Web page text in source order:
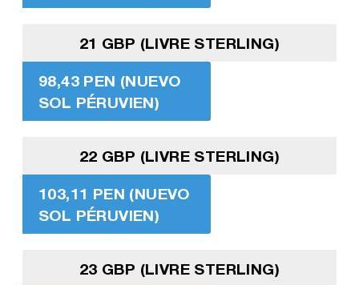
21 GBP (LIVRE STERLING)
98,43 PEN (NUEVO
SOL PÉRUVIEN)
22 GBP (LIVRE STERLING)
103,11 PEN (NUEVO
SOL PÉRUVIEN)
23 GBP (LIVRE STERLING)